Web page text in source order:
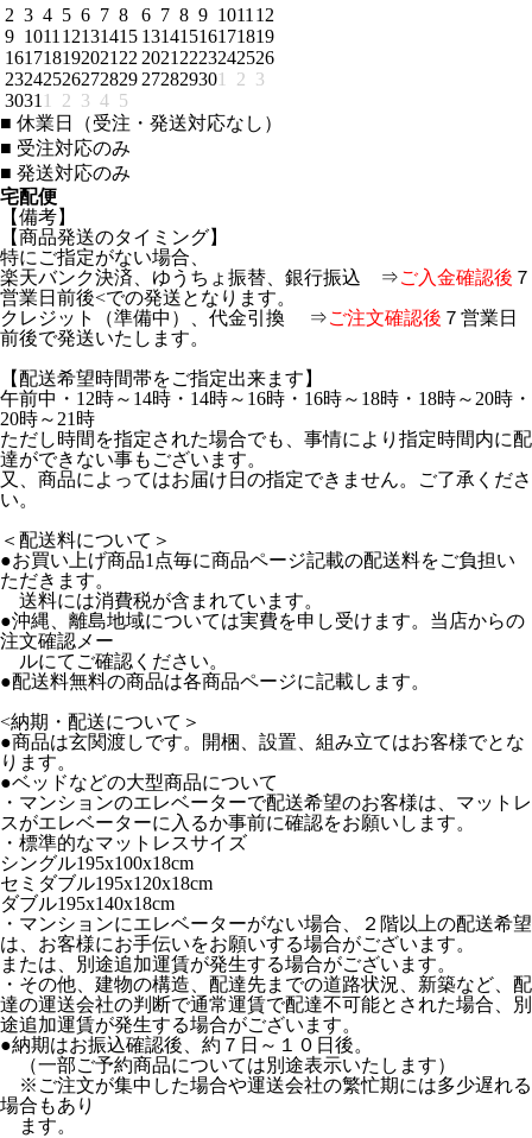
2 3 4 5 6 7 8
9 1011 12131415
161718192021 22
23242526272829
3031 1 2 3 4 5
6 7 8 9 1011 12
13141516171819
2021 2223242526
272829301 2 3
■ 休業日（受注・発送対応なし）
■ 受注対応のみ
■ 発送対応のみ
宅配便
【備考】
【商品発送のタイミング】
特にご指定がない場合、
楽天バンク決済、ゆうちょ振替、銀行振込 ⇒ご入金確認後 ７
営業日前後<での発送となります。
クレジット（準備中）、代金引換 ⇒ご注文確認後 ７営業日
前後で発送いたします。
【配送希望時間帯をご指定出来ます】
午前中・12時～14時・14時～16時・16時～18時・18時～20時・
20時～21時
ただし時間を指定された場合でも、事情により指定時間内に配
達ができない事もございます。
又、商品によってはお届け日の指定できません。ご了承くださ
い。
＜配送料について＞
●お買い上げ商品1点毎に商品ページ記載の配送料をご負担い
ただきます。
送料には消費税が含まれています。
●沖縄、離島地域については実費を申し受けます。当店からの
注文確認メー
ルにてご確認ください。
●配送料無料の商品は各商品ページに記載します。
<納期・配送について＞
●商品は玄関渡しです。開梱、設置、組み立てはお客様でとな
ります。
●ベッドなどの大型商品について
・マンションのエレベーターで配送希望のお客様は、マットレ
スがエレベーターに入るか事前に確認をお願いします。
・標準的なマットレスサイズ
シングル195x100x18cm
セミダブル195x120x18cm
ダブル195x140x18cm
・マンションにエレベーターがない場合、２階以上の配送希望
は、お客様にお手伝いをお願いする場合がございます。
または、別途追加運賃が発生する場合がございます。
・その他、建物の構造、配達先までの道路状況、新築など、配
達の運送会社の判断で通常運賃で配達不可能とされた場合、別
途追加運賃が発生する場合がございます。
●納期はお振込確認後、約７日～１０日後。
（一部ご予約商品については別途表示いたします）
※ご注文が集中した場合や運送会社の繁忙期には多少遅れる
場合もあり
ます。